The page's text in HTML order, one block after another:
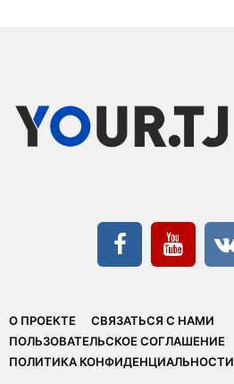
О ПРОЕКТЕ
СВЯЗАТЬСЯ С НАМИ
ПОЛЬЗОВАТЕЛЬСКОЕ СОГЛАШЕНИЕ
ПОЛИТИКА КОНФИДЕНЦИАЛЬНОСТИ